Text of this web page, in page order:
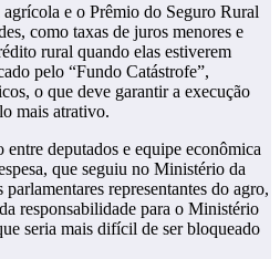
e o Prêmio do Seguro Rural
como taxas de juros menores e
rural quando elas estiverem
pelo “Fundo Catástrofe”,
o que deve garantir a execução
mais atrativo.
deputados e equipe econômica
que seguiu no Ministério da
representantes do agro,
responsabilidade para o Ministério
seria mais difícil de ser bloqueado